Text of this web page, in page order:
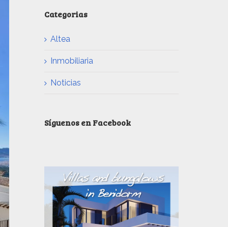
Categorias
Altea
Inmobiliaria
Noticias
Síguenos en Facebook